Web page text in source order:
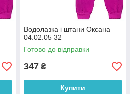
Водолазка і штани Оксана
04.02.05 32
Готово до відправки
347 ₴
Купити